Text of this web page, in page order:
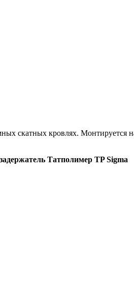
скатных кровлях. Монтируется
Татполимер TP Sigma